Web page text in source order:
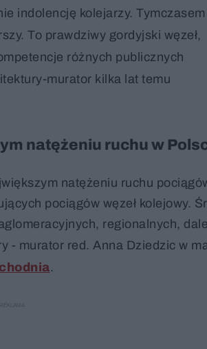
indolencję kolejarzy. Tymczasem
To prawdziwy gordyjski węzeł,
różnych publicznych
murator kilka lat temu
natężeniu ruchu w
natężeniu ruchu
pociągów węzeł kolejowy.
regionalnych,
- murator red. Anna Dziedzic w
.